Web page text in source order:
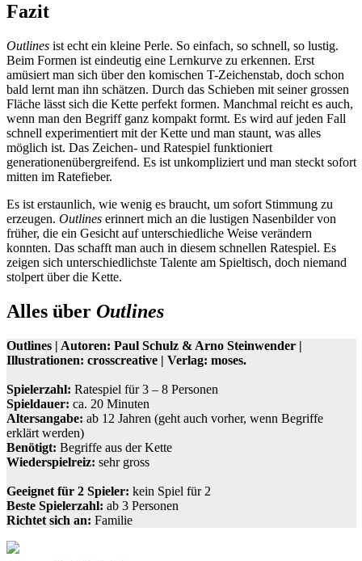
Fazit
Outlines ist echt ein kleine Perle. So einfach, so schnell, so lustig.
Beim Formen ist eindeutig eine Lernkurve zu erkennen. Erst
amüsiert man sich über den komischen T-Zeichenstab, doch schon
bald lernt man ihn schätzen. Durch das Schieben mit seiner grossen
Fläche lässt sich die Kette perfekt formen. Manchmal reicht es auch,
wenn man den Begriff ganz kompakt formt. Es wird auf jeden Fall
schnell experimentiert mit der Kette und man staunt, was alles
möglich ist. Das Zeichen- und Ratespiel funktioniert
generationenübergreifend. Es ist unkompliziert und man steckt sofort
mitten im Ratefieber.
Es ist erstaunlich, wie wenig es braucht, um sofort Stimmung zu
erzeugen. Outlines erinnert mich an die lustigen Nasenbilder von
früher, die ein Gesicht auf unterschiedliche Weise verändern
konnten. Das schafft man auch in diesem schnellen Ratespiel. Es
zeigen sich unterschiedlichste Talente am Spieltisch, doch niemand
stolpert über die Kette.
Alles über Outlines
Outlines | Autoren: Paul Schulz & Arno Steinwender |
Illustrationen: crosscreative | Verlag: moses.
Spielerzahl: Ratespiel für 3 – 8 Personen
Spieldauer: ca. 20 Minuten
Altersangabe: ab 12 Jahren (geht auch vorher, wenn Begriffe
erklärt werden)
Benötigt: Begriffe aus der Kette
Wiederspielreiz: sehr gross
Geeignet für 2 Spieler: kein Spiel für 2
Beste Spielerzahl: ab 3 Personen
Richtet sich an: Familie